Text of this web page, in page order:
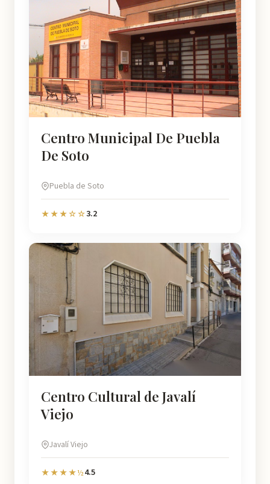
Centro Municipal De Puebla
De Soto
Puebla de Soto
★★★☆☆3.2
Centro Cultural de Javalí
Viejo
Javalí Viejo
★★★★½4.5